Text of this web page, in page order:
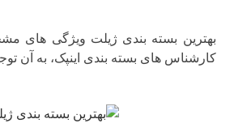
بهترین بسته بندی ژیلت ویژگی های
کارشناس های بسته بندی اینپک، به آن